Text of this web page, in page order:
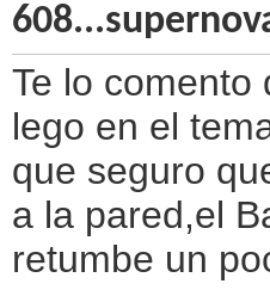
Te lo comento
lego en el
que seguro
a la pared,el
retumbe un